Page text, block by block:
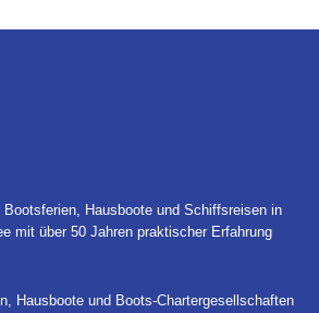
Hausboote und Schiffsreisen in
mit über 50 Jahren praktischer Erfahrung
Hausboote und Boots-Chartergesellschaften